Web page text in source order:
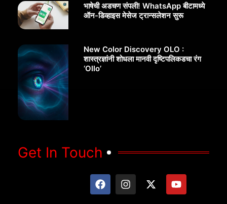
भाषेची अडचण संपली! WhatsApp बीटामध्ये
ऑन-डिव्हाइस मेसेज ट्रान्सलेशन सुरू
New Color Discovery OLO :
शास्त्रज्ञांनी शोधला मानवी दृष्टिपलिकडचा रंग
‘Ollo’
Get In Touch
F
a
I
n
X
-
Y
o